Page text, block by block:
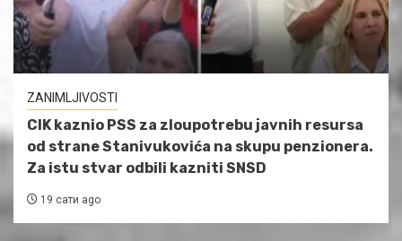
ZANIMLJIVOSTI
CIK kaznio PSS za zloupotrebu javnih resursa
od strane Stanivukovića na skupu penzionera.
Za istu stvar odbili kazniti SNSD
19 сати ago